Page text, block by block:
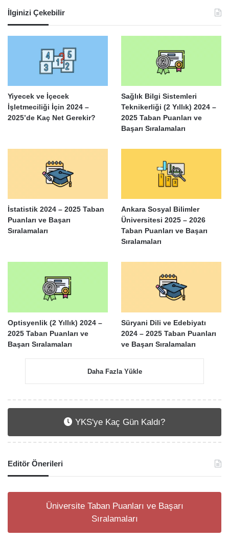
İlginizi Çekebilir
Yiyecek ve İçecek
İşletmeciliği İçin 2024 –
2025’de Kaç Net Gerekir?
Sağlık Bilgi Sistemleri
Teknikerliği (2 Yıllık) 2024 –
2025 Taban Puanları ve
Başarı Sıralamaları
İstatistik 2024 – 2025 Taban
Puanları ve Başarı
Sıralamaları
Ankara Sosyal Bilimler
Üniversitesi 2025 – 2026
Taban Puanları ve Başarı
Sıralamaları
Optisyenlik (2 Yıllık) 2024 –
2025 Taban Puanları ve
Başarı Sıralamaları
Süryani Dili ve Edebiyatı
2024 – 2025 Taban Puanları
ve Başarı Sıralamaları
Daha Fazla Yükle
YKS'ye Kaç Gün Kaldı?
Editör Önerileri
Üniversite Taban Puanları ve Başarı
Sıralamaları